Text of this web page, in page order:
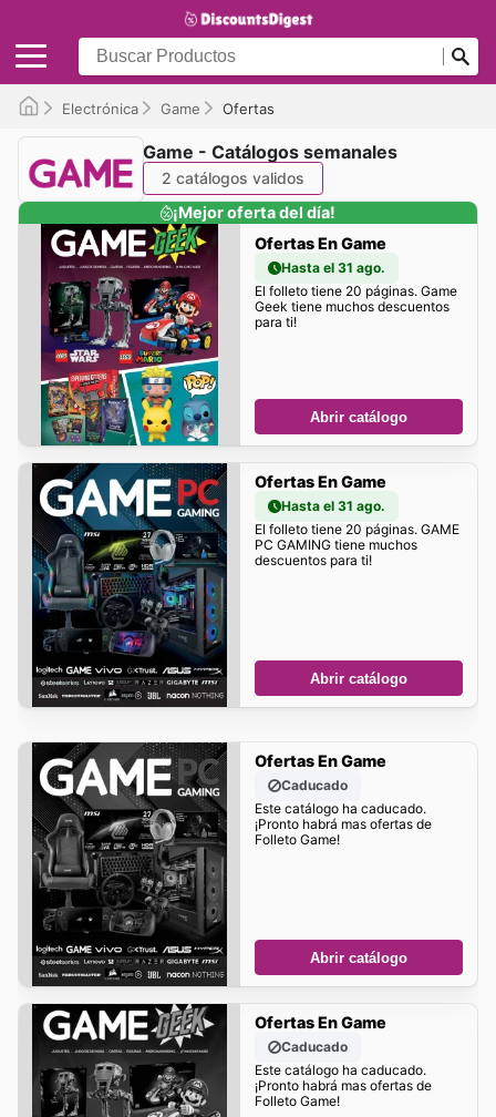
Electrónica Game Ofertas
Game - Catálogos semanales
2 catálogos validos
¡Mejor oferta del día!
Ofertas En Game
Hasta el 31 ago.
El folleto tiene 20 páginas. Game
Geek tiene muchos descuentos
para ti!
Abrir catálogo
Ofertas En Game
Hasta el 31 ago.
El folleto tiene 20 páginas. GAME
PC GAMING tiene muchos
descuentos para ti!
Abrir catálogo
Ofertas En Game
Caducado
Este catálogo ha caducado.
¡Pronto habrá mas ofertas de
Folleto Game!
Abrir catálogo
Ofertas En Game
Caducado
Este catálogo ha caducado.
¡Pronto habrá mas ofertas de
Folleto Game!